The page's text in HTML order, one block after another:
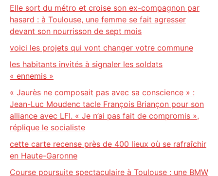
Elle sort du métro et croise son ex-compagnon par
hasard : à Toulouse, une femme se fait agresser
devant son nourrisson de sept mois
voici les projets qui vont changer votre commune
les habitants invités à signaler les soldats
« ennemis »
« Jaurès ne composait pas avec sa conscience » :
Jean-Luc Moudenc tacle François Briançon pour son
alliance avec LFI. « Je n’ai pas fait de compromis »,
réplique le socialiste
cette carte recense près de 400 lieux où se rafraîchir
en Haute-Garonne
Course poursuite spectaculaire à Toulouse : une BMW